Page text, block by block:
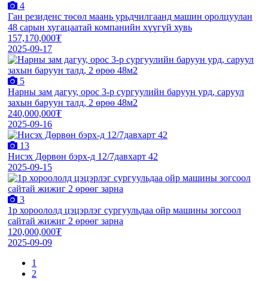
4
Ган резиденс төсөл маань урьдчилгаанд машин оролцуулан
48 сарын хугацаатай компанийн хүүгүй хувь
157,170,000₮
2025-09-17
5
Нарны зам дагуу, орос 3-р сургуулийн баруун урд, саруул
захын баруун талд, 2 өрөө 48м2
240,000,000₮
2025-09-16
13
Нисэх Дөрвөн бэрх-д 12/7давхарт 42
2025-09-15
3
1р хороололд цэцэрлэг сургуульдаа ойр машины зогсоол
сайтай жижиг 2 өрөөг зарна
120,000,000₮
2025-09-09
1
2